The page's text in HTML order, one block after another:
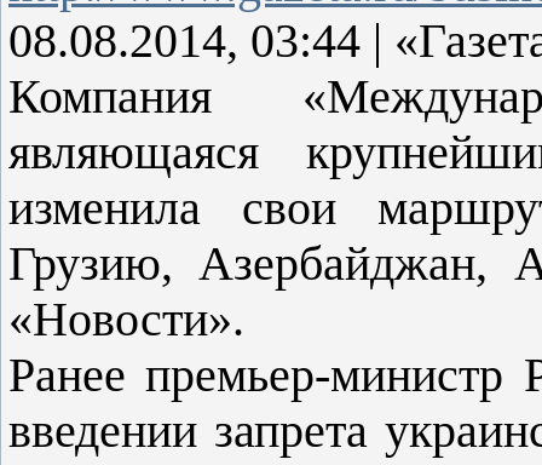
08.08.2014, 03:44 |
Компания
являющаяся
изменила свои
Грузию, Азербайджан,
«Новости».
Ранее премьер-министр
введении запрета